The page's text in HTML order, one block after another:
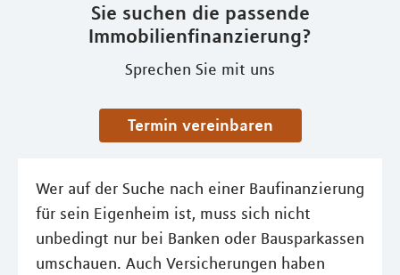
Sie suchen die passende
Immobilienfinanzierung?
Sprechen Sie mit uns
Termin vereinbaren
Wer auf der Suche nach einer Baufinanzierung
für sein Eigenheim ist, muss sich nicht
unbedingt nur bei Banken oder Bausparkassen
umschauen. Auch Versicherungen haben